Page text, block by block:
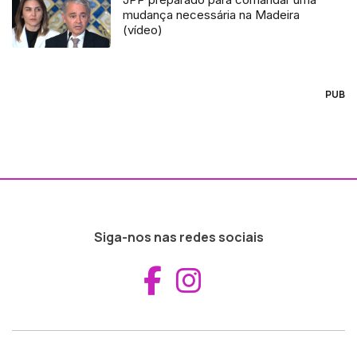
mudança necessária na Madeira
(vídeo)
PUB
Siga-nos nas redes sociais
Aceder ao